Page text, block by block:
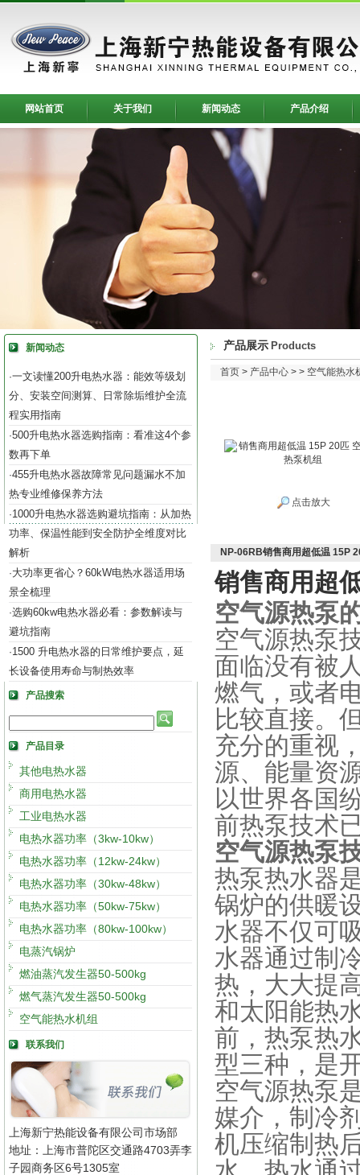
网站首页 关于我们 新闻动态 产品介绍
新闻动态
·一文读懂200升电热水器：能效等级划
分、安装空间测算、日常除垢维护全流
程实用指南
·500升电热水器选购指南：看准这4个参
数再下单
·455升电热水器故障常见问题漏水不加
热专业维修保养方法
·1000升电热水器选购避坑指南：从加热
功率、保温性能到安全防护全维度对比
解析
·大功率更省心？60kW电热水器适用场
景全梳理
·选购60kw电热水器必看：参数解读与
避坑指南
·1500 升电热水器的日常维护要点，延
长设备使用寿命与制热效率
产品搜索
产品目录
其他电热水器
商用电热水器
工业电热水器
电热水器功率（3kw-10kw）
电热水器功率（12kw-24kw）
电热水器功率（30kw-48kw）
电热水器功率（50kw-75kw）
电热水器功率（80kw-100kw）
电蒸汽锅炉
燃油蒸汽发生器50-500kg
燃气蒸汽发生器50-500kg
空气能热水机组
联系我们
上海新宁热能设备有限公司市场部
地址：上海市普陀区交通路4703弄李
子园商务区6号1305室
产品展示 Products
首页 > 产品中心 > > 空气能热水
点击放大
NP-06RB销售商用超低温 15P
销售商用超
空气源热泵
空气源热泵
面临没有被
燃气，或者
比较直接。
充分的重视
源、能量资
以世界各国
前热泵技术
空气源热泵
热泵热水器
锅炉的供暖
水器不仅可
水器通过制
热，大大提
和太阳能热
前，热泵热
型三种，是
空气源热泵
媒介，制冷
机压缩制热